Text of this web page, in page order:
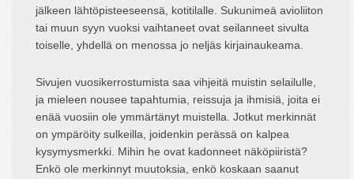
jälkeen lähtöpisteeseensä, kotitilalle. Sukunimeä avioliiton
tai muun syyn vuoksi vaihtaneet ovat seilanneet sivulta
toiselle, yhdellä on menossa jo neljäs kirjainaukeama.
Sivujen vuosikerrostumista saa vihjeitä muistin selailulle,
ja mieleen nousee tapahtumia, reissuja ja ihmisiä, joita ei
enää vuosiin ole ymmärtänyt muistella. Jotkut merkinnät
on ympäröity sulkeilla, joidenkin perässä on kalpea
kysymysmerkki. Mihin he ovat kadonneet näköpiiristä?
Enkö ole merkinnyt muutoksia, enkö koskaan saanut